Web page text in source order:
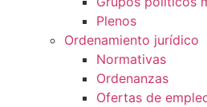
Plenos
Ordenamiento jurídico
Normativas
Ordenanzas
Ofertas de